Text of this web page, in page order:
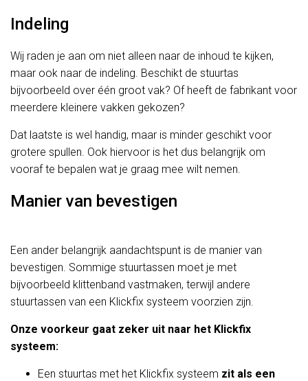
Indeling
Wij raden je aan om niet alleen naar de inhoud te kijken,
maar ook naar de indeling. Beschikt de stuurtas
bijvoorbeeld over één groot vak? Of heeft de fabrikant voor
meerdere kleinere vakken gekozen?
Dat laatste is wel handig, maar is minder geschikt voor
grotere spullen. Ook hiervoor is het dus belangrijk om
vooraf te bepalen wat je graag mee wilt nemen.
Manier van bevestigen
Een ander belangrijk aandachtspunt is de manier van
bevestigen. Sommige stuurtassen moet je met
bijvoorbeeld klittenband vastmaken, terwijl andere
stuurtassen van een Klickfix systeem voorzien zijn.
Onze voorkeur gaat zeker uit naar het Klickfix
systeem:
Een stuurtas met het Klickfix systeem zit als een